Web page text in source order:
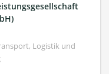
Logistik und